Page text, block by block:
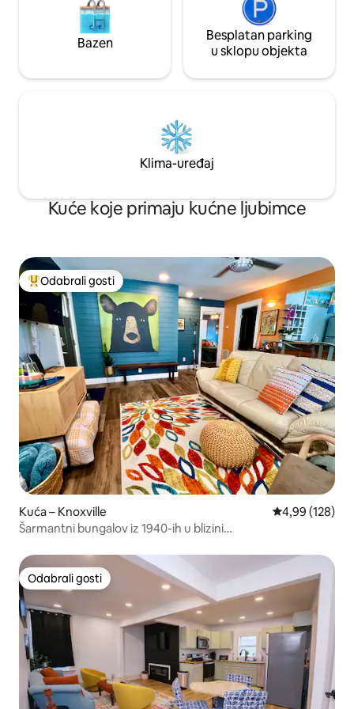
Bazen
Besplatan parking
u sklopu objekta
Klima-uređaj
Kuće koje primaju kućne ljubimce
Među najviše rangiranima s oznakom „Odabrali gosti”
Odabrali gosti
Kuća – Knoxville Prosječna
4,99 (128)
Šarmantni bungalov iz 1940-ih u blizini
Odabrali gosti
Odabrali gosti